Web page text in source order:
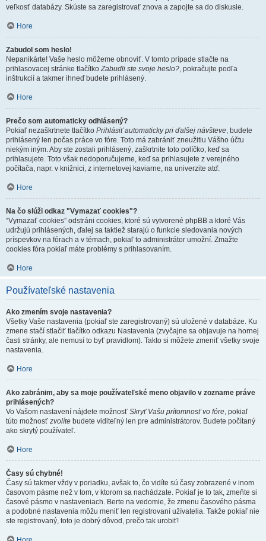
veľkosť databázy. Skúste sa zaregistrovať znova a zapojte sa do diskusie.
Hore
Zabudol som heslo!
Nepanikárte! Vaše heslo môžeme obnoviť. V tomto prípade stlačte na
prihlasovacej stránke tlačítkoZabudli ste svoje heslo?, pokračujte podľa
inštrukcií a takmer ihneď budete prihlásený.
Hore
Prečo som automaticky odhlásený?
Pokiaľ nezaškrtnete tlačítko Prihlásiť automaticky pri ďalšej návšteve, budete
prihlásený len počas práce vo fóre. Toto má zabrániť zneužitiu Vášho účtu
niekým iným. Aby ste zostali prihlásený, zaškrtnite toto políčko, keď sa
prihlasujete. Toto však nedoporučujeme, keď sa prihlasujete z verejného
počítača, napr. v knižnici, z internetovej kaviarne, na univerzite atď.
Hore
Na čo slúži odkaz "Vymazať cookies"?
“Vymazať cookies” odstráni cookies, ktoré sú vytvorené phpBB a ktoré Vás
udržujú prihlásených, ďalej sa taktiež starajú o funkcie sledovania nových
príspevkov na fórach a v témach, pokiaľ to administrátor umožní. Zmažte
cookies fóra pokiaľ máte problémy s prihlasovaním.
Hore
Používateľské nastavenia
Ako zmením svoje nastavenia?
Všetky Vaše nastavenia (pokiaľ ste zaregistrovaný) sú uložené v databáze. Ku
zmene stačí stlačiť tlačítko odkazu Nastavenia (zvyčajne sa objavuje na hornej
časti stránky, ale nemusí to byť pravidlom). Takto si môžete zmeniť všetky svoje
nastavenia.
Hore
Ako zabránim, aby sa moje používateľské meno objavilo v zozname práve
prihlásených?
Vo Vašom nastavení nájdete možnosť Skryť Vašu prítomnosť vo fóre, pokiaľ
túto možnosť zvolíte budete viditeľný len pre administrátorov. Budete počítaný
ako skrytý používateľ.
Hore
Časy sú chybné!
Časy sú takmer vždy v poriadku, avšak to, čo vidíte sú časy zobrazené v inom
časovom pásme než v tom, v ktorom sa nachádzate. Pokiaľ je to tak, zmeňte si
časové pásmo v nastaveniach. Berte na vedomie, že zmenu časového pásma
a podobné nastavenia môžu meniť len registrovaní užívatelia. Takže pokiaľ nie
ste registrovaný, toto je dobrý dôvod, prečo tak urobiť!